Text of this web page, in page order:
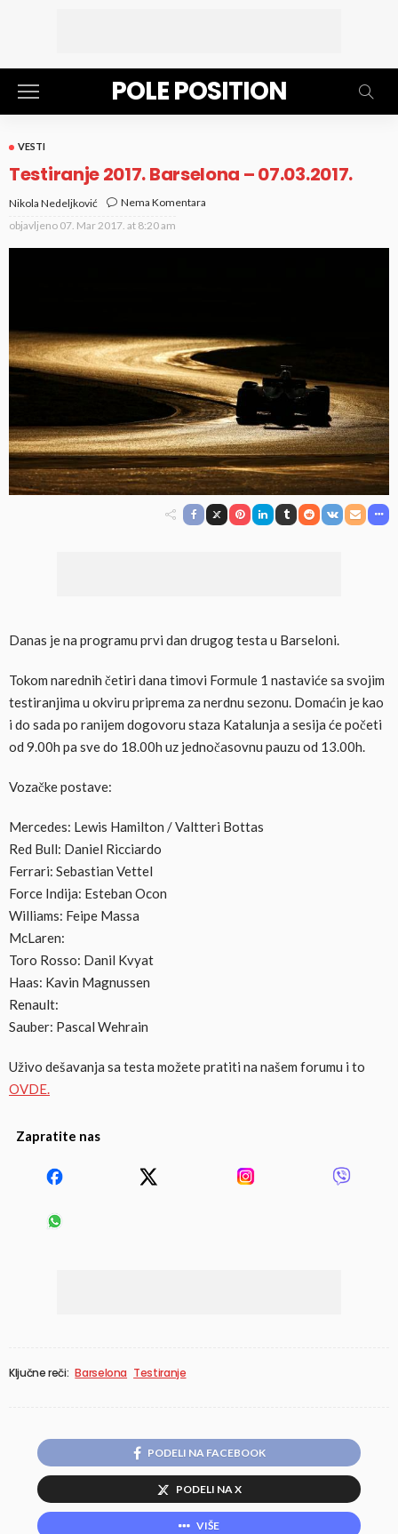
POLE POSITION
VESTI
Testiranje 2017. Barselona – 07.03.2017.
Nikola Nedeljković
Nema Komentara
objavljeno 07. Mar 2017. at 8:20 am
Danas je na programu prvi dan drugog testa u Barseloni.
Tokom narednih četiri dana timovi Formule 1 nastaviće sa svojim
testiranjima u okviru priprema za nerdnu sezonu. Domaćin je kao
i do sada po ranijem dogovoru staza Katalunja a sesija će početi
od 9.00h pa sve do 18.00h uz jednočasovnu pauzu od 13.00h.
Vozačke postave:
Mercedes: Lewis Hamilton / Valtteri Bottas
Red Bull: Daniel Ricciardo
Ferrari: Sebastian Vettel
Force Indija: Esteban Ocon
Williams: Feipe Massa
McLaren:
Toro Rosso: Danil Kvyat
Haas: Kavin Magnussen
Renault:
Sauber: Pascal Wehrain
Uživo dešavanja sa testa možete pratiti na našem forumu i to
OVDE.
Zapratite nas
Ključne reči: Barselona Testiranje
PODELI NA FACEBOOK
PODELI NA X
VIŠE